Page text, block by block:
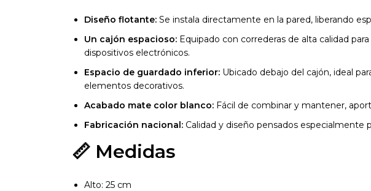
Diseño flotante: Se instala directamente en la pared, liberando
Un cajón espacioso: Equipado con correderas de alta calidad
dispositivos electrónicos.
Espacio de guardado inferior: Ubicado debajo del cajón, ideal
elementos decorativos.
Acabado mate color blanco: Fácil de combinar y mantener,
Fabricación nacional: Calidad y diseño pensados especialmente
📏 Medidas
Alto: 25 cm